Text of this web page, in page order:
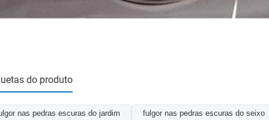
do produto
nas pedras escuras do jardim fulgor nas pedras escuras do seixo